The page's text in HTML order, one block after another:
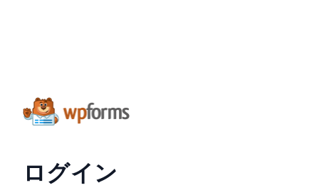
ログイン